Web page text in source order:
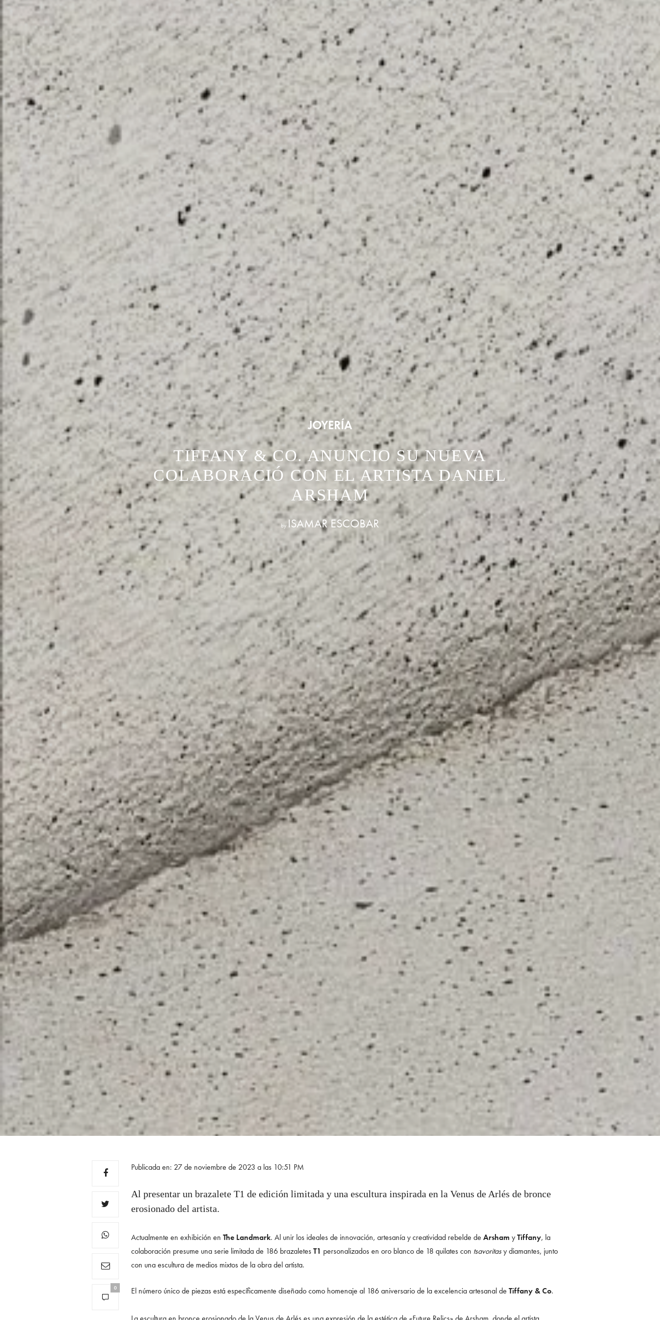
JOYERÍA
TIFFANY & CO. ANUNCIO SU NUEVA
COLABORACIÓ CON EL ARTISTA DANIEL
ARSHAM
by ISAMAR ESCOBAR
0
Publicada en: 27 de noviembre de 2023 a las 10:51 PM
Al presentar un brazalete T1 de edición limitada y una escultura inspirada en la Venus de Arlés de bronce
erosionado del artista.
Actualmente en exhibición en The Landmark. Al unir los ideales de innovación, artesanía y creatividad rebelde de Arsham yTiffany, la
colaboración presume una serie limitada de 186 brazaletesT1 personalizados en oro blanco de 18 quilates con tsavoritasy diamantes, junto
con una escultura de medios mixtos de la obra del artista.
El número único de piezas está específicamente diseñado como homenaje al 186 aniversario de la excelencia artesanal de Tiffany & Co.